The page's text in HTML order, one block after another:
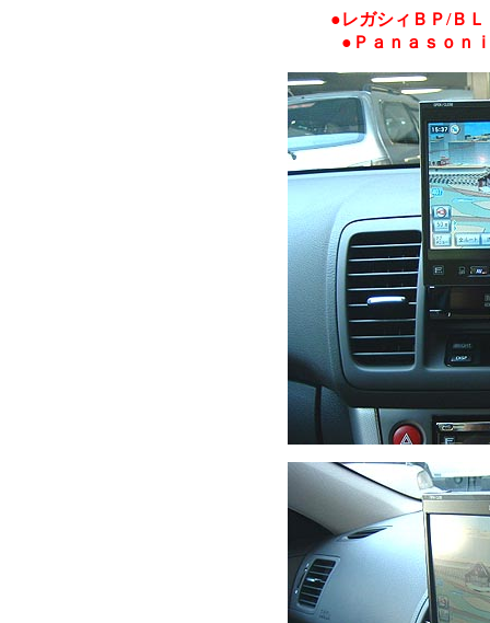
●レガシィＢＰ/Ｂ
●Ｐａｎａｓｏｎ